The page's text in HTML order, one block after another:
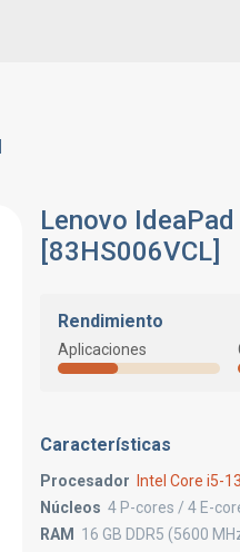
Lenovo
[83HS006VCL]
Rendimiento
Aplicaciones
Características
Procesador
Intel Core i5-
Núcleos 4 P-cores / 4 E-
RAM
16 GB DDR5 (5600